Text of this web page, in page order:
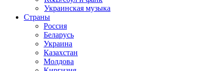
Украинская музыка
Страны
Россия
Беларусь
Украина
Казахстан
Молдова